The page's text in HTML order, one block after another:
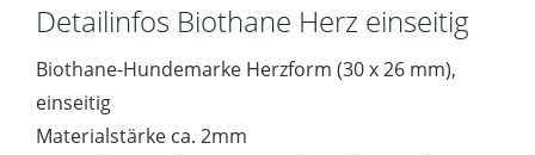
Detailinfos Biothane Herz einseitig
Biothane-Hundemarke Herzform (30 x 26 mm),
einseitig
Materialstärke ca. 2mm